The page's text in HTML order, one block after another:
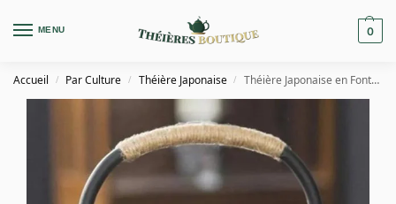
MENU 0
Accueil / Par Culture / Théière Japonaise / Théière Japonaise en Fonte Emaillée Noire 600ML – 1.2L